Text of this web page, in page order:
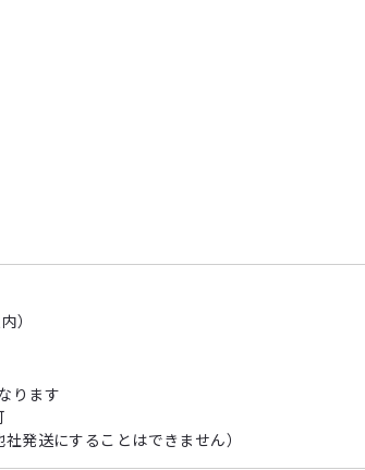
）
ります
発送にすることはできません）